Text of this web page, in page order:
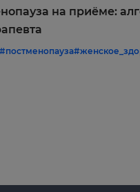
на приёме:
#постменопауза